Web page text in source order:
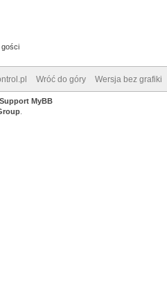
gości
Wróć do góry Wersja bez grafiki
MyBB